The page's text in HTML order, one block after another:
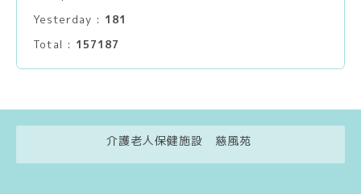
Yesterday : 181
Total : 157187
介護老人保健施設 慈風苑